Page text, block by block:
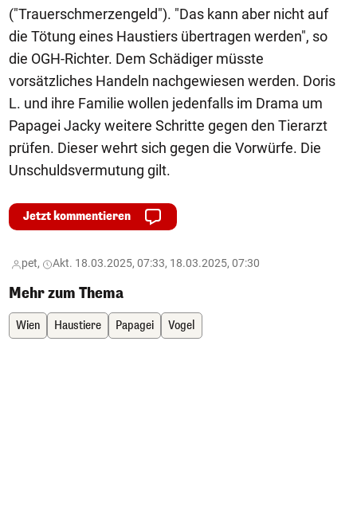
("Trauerschmerzengeld"). "Das kann aber nicht auf
die Tötung eines Haustiers übertragen werden", so
die OGH-Richter. Dem Schädiger müsste
vorsätzliches Handeln nachgewiesen werden. Doris
L. und ihre Familie wollen jedenfalls im Drama um
Papagei Jacky weitere Schritte gegen den Tierarzt
prüfen. Dieser wehrt sich gegen die Vorwürfe. Die
Unschuldsvermutung gilt.
Jetzt kommentieren
pet, Akt. 18.03.2025, 07:33, 18.03.2025, 07:30
Mehr zum Thema
Wien Haustiere Papagei Vogel